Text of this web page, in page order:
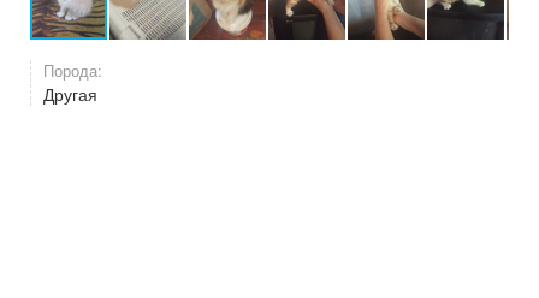
Порода:
Другая